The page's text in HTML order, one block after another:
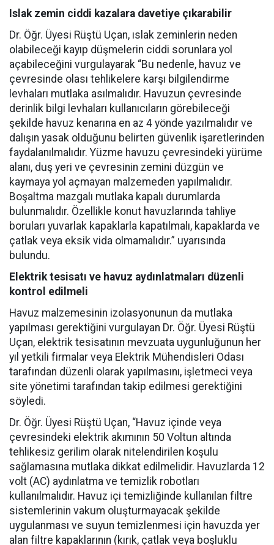
Islak zemin ciddi kazalara davetiye çıkarabilir
Dr. Öğr. Üyesi Rüştü Uçan, ıslak zeminlerin neden
olabileceği kayıp düşmelerin ciddi sorunlara yol
açabileceğini vurgulayarak “Bu nedenle, havuz ve
çevresinde olası tehlikelere karşı bilgilendirme
levhaları mutlaka asılmalıdır. Havuzun çevresinde
derinlik bilgi levhaları kullanıcıların görebileceği
şekilde havuz kenarına en az 4 yönde yazılmalıdır ve
dalışın yasak olduğunu belirten güvenlik işaretlerinden
faydalanılmalıdır. Yüzme havuzu çevresindeki yürüme
alanı, duş yeri ve çevresinin zemini düzgün ve
kaymaya yol açmayan malzemeden yapılmalıdır.
Boşaltma mazgalı mutlaka kapalı durumlarda
bulunmalıdır. Özellikle konut havuzlarında tahliye
boruları yuvarlak kapaklarla kapatılmalı, kapaklarda ve
çatlak veya eksik vida olmamalıdır.” uyarısında
bulundu.
Elektrik tesisatı ve havuz aydınlatmaları düzenli
kontrol edilmeli
Havuz malzemesinin izolasyonunun da mutlaka
yapılması gerektiğini vurgulayan Dr. Öğr. Üyesi Rüştü
Uçan, elektrik tesisatının mevzuata uygunluğunun her
yıl yetkili firmalar veya Elektrik Mühendisleri Odası
tarafından düzenli olarak yapılmasını, işletmeci veya
site yönetimi tarafından takip edilmesi gerektiğini
söyledi.
Dr. Öğr. Üyesi Rüştü Uçan, “Havuz içinde veya
çevresindeki elektrik akımının 50 Voltun altında
tehlikesiz gerilim olarak nitelendirilen koşulu
sağlamasına mutlaka dikkat edilmelidir. Havuzlarda 12
volt (AC) aydınlatma ve temizlik robotları
kullanılmalıdır. Havuz içi temizliğinde kullanılan filtre
sistemlerinin vakum oluşturmayacak şekilde
uygulanması ve suyun temizlenmesi için havuzda yer
alan filtre kapaklarının (kırık, çatlak veya boşluklu